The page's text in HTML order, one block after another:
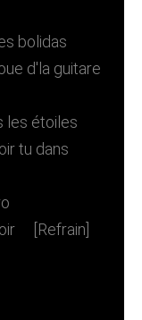
bolidas
d'la guitare
les étoiles
tu dans
[Refrain]